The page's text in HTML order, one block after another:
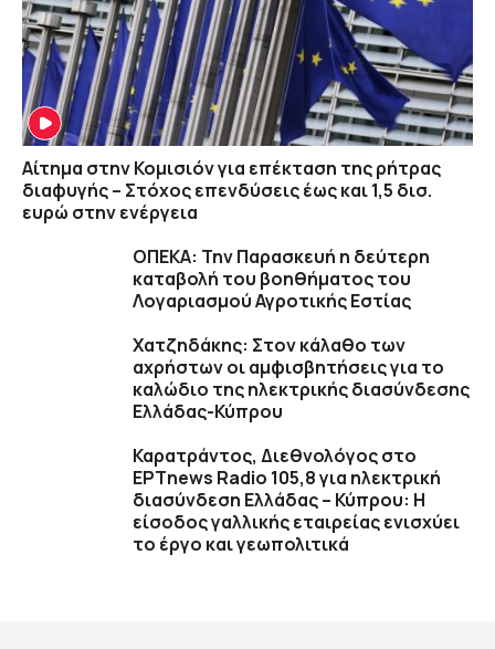
Αίτημα στην Κομισιόν για επέκταση της ρήτρας
διαφυγής – Στόχος επενδύσεις έως και 1,5 δισ.
ευρώ στην ενέργεια
ΟΠΕΚΑ: Την Παρασκευή η δεύτερη
καταβολή του βοηθήματος του
Λογαριασμού Αγροτικής Εστίας
Χατζηδάκης: Στον κάλαθο των
αχρήστων οι αμφισβητήσεις για το
καλώδιο της ηλεκτρικής διασύνδεσης
Ελλάδας-Κύπρου
Καρατράντος, Διεθνολόγος στο
ΕΡΤnews Radio 105,8 για ηλεκτρική
διασύνδεση Ελλάδας – Κύπρου: Η
είσοδος γαλλικής εταιρείας ενισχύει
το έργο και γεωπολιτικά